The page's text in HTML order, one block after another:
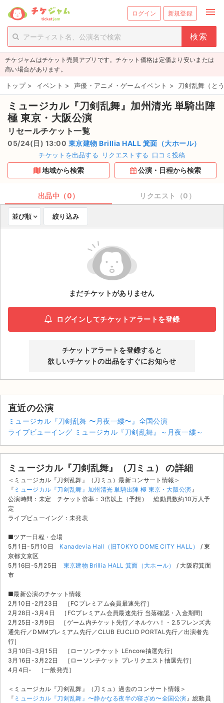
ログイン 新規登録 menu
person_add 新規会員登録
チケットを探す
新着チケット
値下げしたチケット
都道府県からチケットを探す
もうすぐ開催のチケット
チケットのリクエスト一覧
取扱チケット
ライブ・コンサート（国内）
ライブ・コンサート（海外）
演劇・ミュージカル
ご利用ガイド
ご利用ガイド
手数料・お支払い方法
よくある質問
サイト情報
チケットジャム運営会社
チケットジャム利用規約
プライバシーポリシー
チケジャムはチケット売買アプリです。チケット価格は定価より安いまたは
高い場合があります。
トップ > イベント > 声優・アニメ・ゲームイベント > 刀剣乱舞（と
ミュージカル『刀剣乱舞』加州清光 単騎出陣
極 東京・大阪公演
リセールチケット一覧
05/24(日) 13:00 東京建物 Brillia HALL 箕面（大ホール）
チケットを出品する リクエストする 口コミ投稿
地域から検索 公演・日程から検索
出品中（0） リクエスト（0）
並び順 絞り込み
まだチケットがありません
ログインしてチケットアラートを登録
チケットアラートを登録すると
欲しいチケットの出品をすぐにお知らせ
直近の公演
ミュージカル『刀剣乱舞 〜月夜一縷〜』全国公演
ライブビューイング ミュージカル『刀剣乱舞』～月夜一縷～
ミュージカル『刀剣乱舞』（刀ミュ） の詳細
＜ミュージカル『刀剣乱舞』（刀ミュ）最新コンサート情報＞
『 ミュージカル『刀剣乱舞』加州清光 単騎出陣 極 東京・大阪公演』
公演時間：未定 チケット倍率：3倍以上（予想） 総動員数約10万人予
定
ライブビューイング：未発表
■ツアー日程・会場
5月1日-5月10日 Kanadevia Hall（旧TOKYO DOME CITY HALL）
/ 東
京都文京区
5月16日-5月25日 東京建物 Brillia HALL 箕面（大ホール）
/ 大阪府箕面
市
■最新公演のチケット情報
2月10日-2月23日 ［FCプレミアム会員最速先行］
2月28日-3月4日 ［FCプレミアム会員最速先行 当落確認・入金期間］
2月25日-3月9日 ［ゲーム内チケット先行／ネルケハ！・2.5フレンズ共
通先行／DMMプレミアム先行／CLUB EUCLID PORTAL先行／出演者先
行］
3月10日-3月15日 ［ローソンチケット LEncore抽選先行］
3月16日-3月22日 ［ローソンチケット プレリクエスト抽選先行］
4月4日- ［一般発売］
＜ミュージカル『刀剣乱舞』（刀ミュ）過去のコンサート情報＞
『 ミュージカル『刀剣乱舞』〜静かなる夜半の寝ざめ〜全国公演』総動員